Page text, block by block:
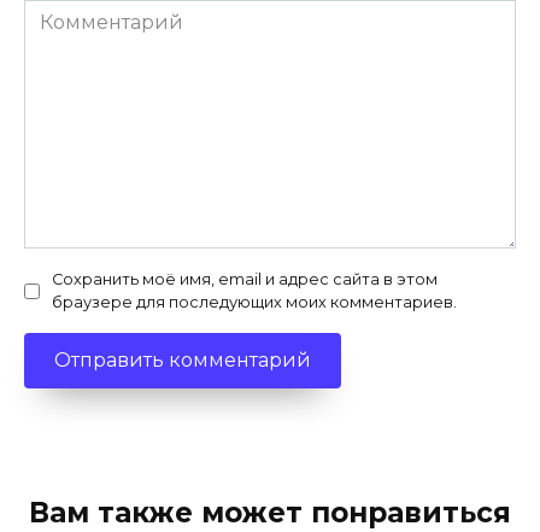
Комментарий
Сохранить моё имя, email и адрес сайта в этом
браузере для последующих моих комментариев.
Вам также может понравиться